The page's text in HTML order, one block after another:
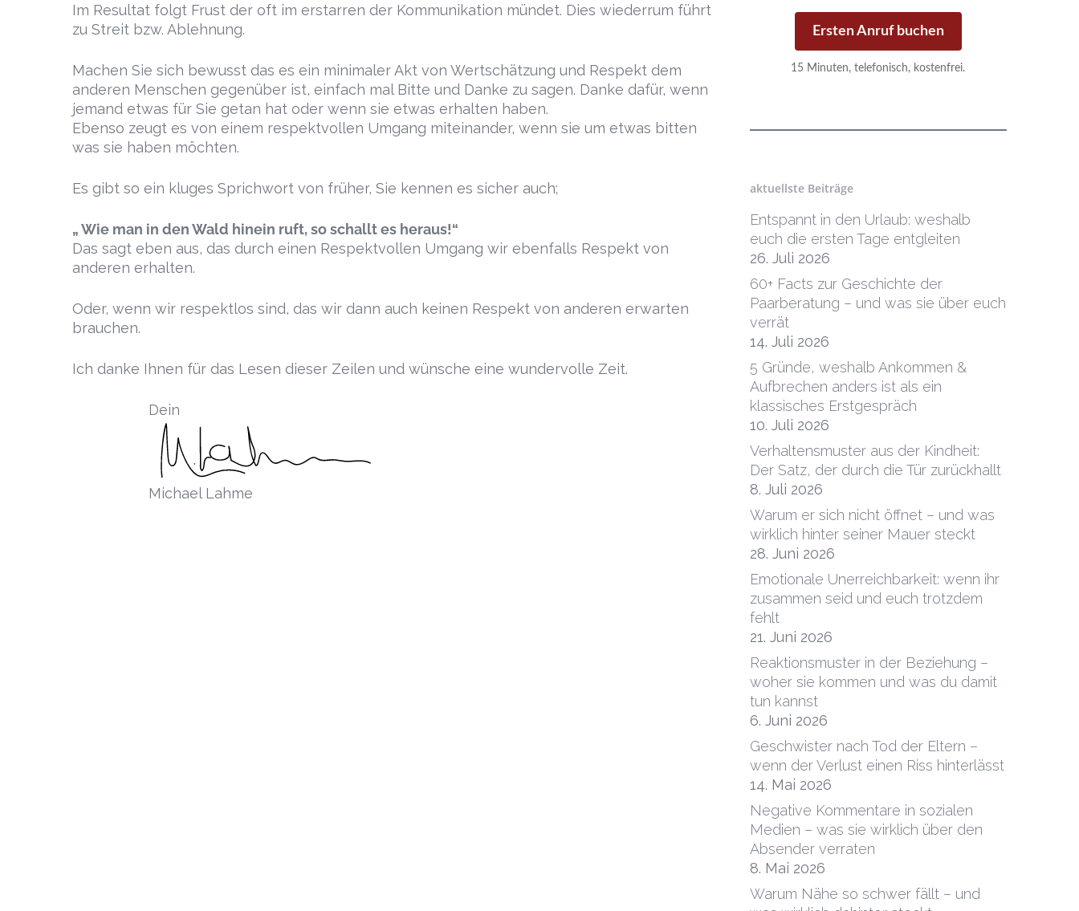
Im Resultat folgt Frust der oft im erstarren der Kommunikation mündet. Dies wiederrum führt
zu Streit bzw. Ablehnung.
Machen Sie sich bewusst das es ein minimaler Akt von Wertschätzung und Respekt dem
anderen Menschen gegenüber ist, einfach mal Bitte und Danke zu sagen. Danke dafür, wenn
jemand etwas für Sie getan hat oder wenn sie etwas erhalten haben.
Ebenso zeugt es von einem respektvollen Umgang miteinander, wenn sie um etwas bitten
was sie haben möchten.
Es gibt so ein kluges Sprichwort von früher, Sie kennen es sicher auch;
„ Wie man in den Wald hinein ruft, so schallt es heraus!“
Das sagt eben aus, das durch einen Respektvollen Umgang wir ebenfalls Respekt von
anderen erhalten.
Oder, wenn wir respektlos sind, das wir dann auch keinen Respekt von anderen erwarten
brauchen.
Ich danke Ihnen für das Lesen dieser Zeilen und wünsche eine wundervolle Zeit.
Dein
Michael Lahme
Ersten Anruf buchen
15 Minuten, telefonisch, kostenfrei.
aktuellste Beiträge
Entspannt in den Urlaub: weshalb
euch die ersten Tage entgleiten
26. Juli 2026
60+ Facts zur Geschichte der
Paarberatung – und was sie über euch
verrät
14. Juli 2026
5 Gründe, weshalb Ankommen &
Aufbrechen anders ist als ein
klassisches Erstgespräch
10. Juli 2026
Verhaltensmuster aus der Kindheit:
Der Satz, der durch die Tür zurückhallt
8. Juli 2026
Warum er sich nicht öffnet – und was
wirklich hinter seiner Mauer steckt
28. Juni 2026
Emotionale Unerreichbarkeit: wenn ihr
zusammen seid und euch trotzdem
fehlt
21. Juni 2026
Reaktionsmuster in der Beziehung –
woher sie kommen und was du damit
tun kannst
6. Juni 2026
Geschwister nach Tod der Eltern –
wenn der Verlust einen Riss hinterlässt
14. Mai 2026
Negative Kommentare in sozialen
Medien – was sie wirklich über den
Absender verraten
8. Mai 2026
Warum Nähe so schwer fällt – und